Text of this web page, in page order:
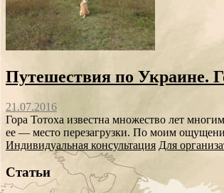
Путешествия по Украине.
21.07.2016
Гора Тотоха известна множество лет
ее — место перезагрузки. По моим
Индивидуальная консультация Для
Статьи